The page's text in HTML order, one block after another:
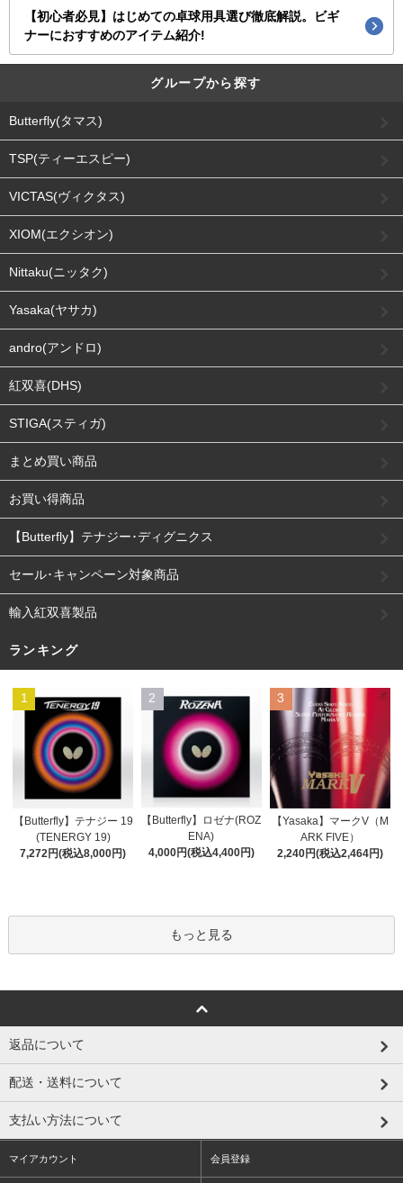
【初心者必見】はじめての卓球用具選び徹底解説。ビギ
ナーにおすすめのアイテム紹介!
グループから探す
Butterfly(タマス)
TSP(ティーエスピー)
VICTAS(ヴィクタス)
XIOM(エクシオン)
Nittaku(ニッタク)
Yasaka(ヤサカ)
andro(アンドロ)
紅双喜(DHS)
STIGA(スティガ)
まとめ買い商品
お買い得商品
【Butterfly】テナジー･ディグニクス
セール･キャンペーン対象商品
輸入紅双喜製品
ランキング
1
【Butterfly】テナジー 19
(TENERGY 19)
7,272円(税込8,000円)
2
【Butterfly】ロゼナ(ROZ
ENA)
4,000円(税込4,400円)
3
【Yasaka】マークV（M
ARK FIVE）
2,240円(税込2,464円)
もっと見る
返品について
配送・送料について
支払い方法について
マイアカウント 会員登録